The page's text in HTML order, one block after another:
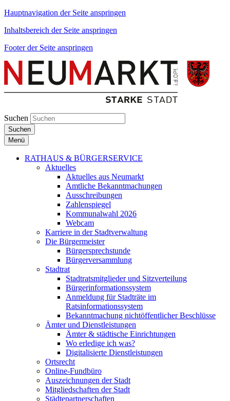
Hauptnavigation der Seite anspringen
Inhaltsbereich der Seite anspringen
Footer der Seite anspringen
Suchen
Suchen
Menü
RATHAUS & BÜRGERSERVICE
Aktuelles
Aktuelles aus Neumarkt
Amtliche Bekanntmachungen
Ausschreibungen
Zahlenspiegel
Kommunalwahl 2026
Webcam
Karriere in der Stadtverwaltung
Die Bürgermeister
Bürgersprechstunde
Bürgerversammlung
Stadtrat
Stadtratsmitglieder und Sitzverteilung
Bürgerinformationssystem
Anmeldung für Stadträte im
Ratsinformationssystem
Bekanntmachung nichtöffentlicher Beschlüsse
Ämter und Dienstleistungen
Ämter & städtische Einrichtungen
Wo erledige ich was?
Digitalisierte Dienstleistungen
Ortsrecht
Online-Fundbüro
Auszeichnungen der Stadt
Mitgliedschaften der Stadt
Städtepartnerschaften